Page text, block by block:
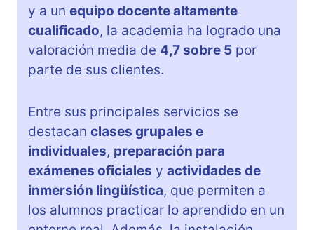
y a un equipo docente altamente
cualificado, la academia ha logrado una
valoración media de 4,7 sobre 5 por
parte de sus clientes.
Entre sus principales servicios se
destacan clases grupales e
individuales, preparación para
exámenes oficiales y actividades de
inmersión lingüística, que permiten a
los alumnos practicar lo aprendido en un